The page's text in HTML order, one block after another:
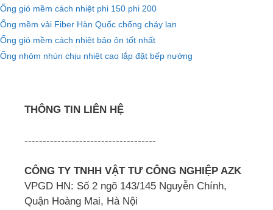
Ống gió mềm cách nhiệt phi 150 phi 200
Ống mềm vải Fiber Hàn Quốc chống cháy lan
Ống gió mềm cách nhiệt bảo ôn tốt nhất
Ống nhôm nhún chịu nhiệt cao lắp đặt bếp nướng
THÔNG TIN LIÊN HỆ
------------------------------------
CÔNG TY TNHH VẬT TƯ CÔNG NGHIỆP AZK
VPGD HN: Số 2 ngõ 143/145 Nguyễn Chính,
Quận Hoàng Mai, Hà Nội